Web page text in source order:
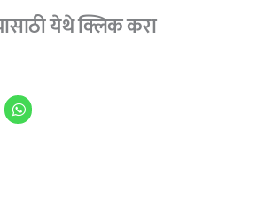
येथे क्लिक करा